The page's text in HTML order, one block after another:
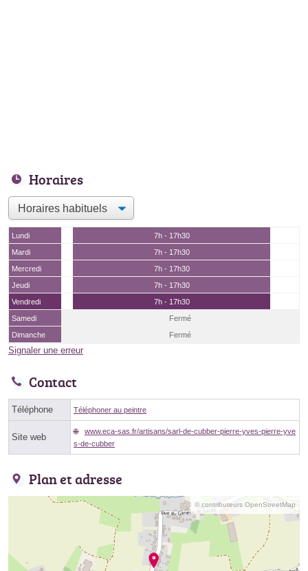
Horaires
Lundi
7h - 17h30
Mardi
7h - 17h30
Mercredi
7h - 17h30
Jeudi
7h - 17h30
Vendredi
7h - 17h30
Samedi
Fermé
Dimanche
Fermé
Signaler une erreur
Contact
Téléphone Téléphoner au peintre
Site web
www.eca-sas.fr/artisans/sarl-de-cubber-pierre-yves-pierre-yve
s-de-cubber
Plan et adresse
© contributeurs OpenStreetMap